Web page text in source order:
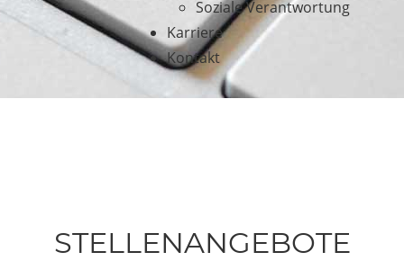
Soziale Verantwortung
Karriere
Kontakt
STELLENANGEBOTE